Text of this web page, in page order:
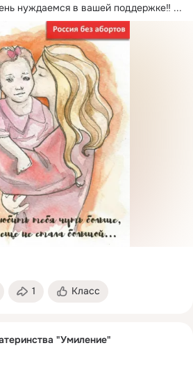
нуждаемся в вашей поддержке‼ ...
1 Класс
"Умиление"